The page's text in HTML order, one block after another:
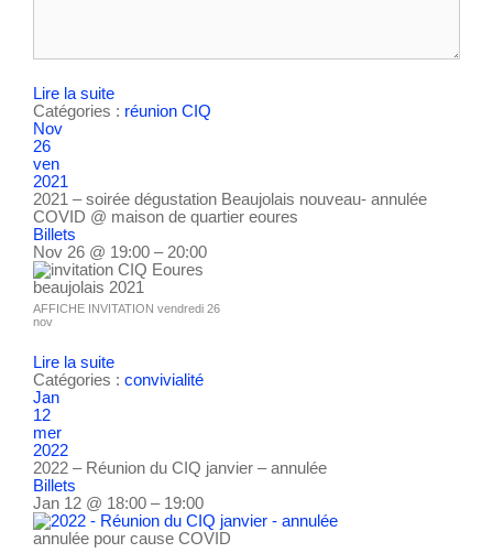
Lire la suite
Catégories : réunion CIQ
Nov
26
ven
2021
2021 – soirée dégustation Beaujolais nouveau- annulée
COVID @ maison de quartier eoures
Billets
Nov 26 @ 19:00 – 20:00
AFFICHE INVITATION vendredi 26
nov
Lire la suite
Catégories : convivialité
Jan
12
mer
2022
2022 – Réunion du CIQ janvier – annulée
Billets
Jan 12 @ 18:00 – 19:00
annulée pour cause COVID